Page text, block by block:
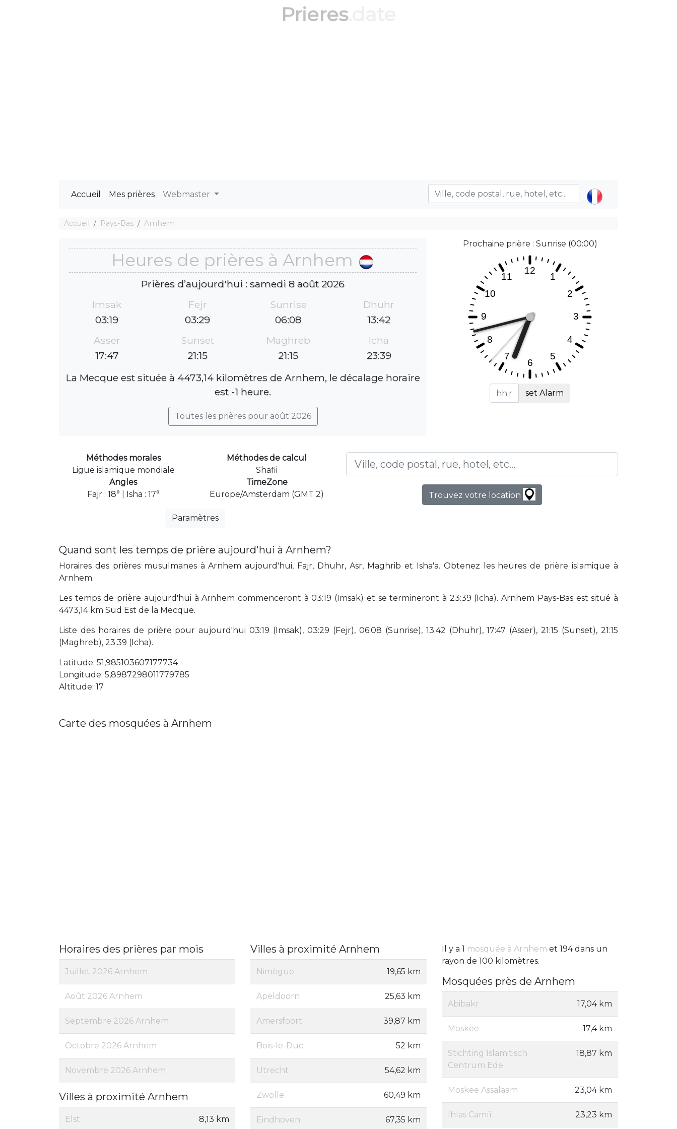
Prieres
Accueil Mes prières Webmaster
Accueil Pays-Bas Arnhem
Heures de prières à Arnhem
Prières d’aujourd'hui : samedi 8 août 2026
Imsak
03:19
Fejr
03:29
Sunrise
06:08
Dhuhr
13:42
Asser
17:47
Sunset
21:15
Maghreb
21:15
Icha
23:39
La Mecque est située à 4473,14 kilomètres de Arnhem, le décalage horaire
est -1 heure.
Toutes les prières pour août 2026
Prochaine prière : Sunrise (00:00)
set Alarm
Méthodes morales
Ligue islamique mondiale
Méthodes de calcul
Shafii
Angles
Fajr : 18° | Isha : 17°
TimeZone
Europe/Amsterdam (GMT 2)
Paramètres
Trouvez votre location
Quand sont les temps de prière aujourd'hui à Arnhem?
Horaires des prières musulmanes à Arnhem aujourd'hui, Fajr, Dhuhr, Asr, Maghrib et Isha'a. Obtenez les heures de prière islamique à
Arnhem.
Les temps de prière aujourd'hui à Arnhem commenceront à 03:19 (Imsak) et se termineront à 23:39 (Icha). Arnhem Pays-Bas est situé à
4473,14 km Sud Est de la Mecque.
Liste des horaires de prière pour aujourd'hui 03:19 (Imsak), 03:29 (Fejr), 06:08 (Sunrise), 13:42 (Dhuhr), 17:47 (Asser), 21:15 (Sunset), 21:15
(Maghreb), 23:39 (Icha).
Latitude: 51,985103607177734
Longitude: 5,8987298011779785
Altitude: 17
Carte des mosquées à Arnhem
Horaires des prières par mois
Juillet 2026 Arnhem
Août 2026 Arnhem
Septembre 2026 Arnhem
Octobre 2026 Arnhem
Novembre 2026 Arnhem
Villes à proximité Arnhem
Elst 8,13 km
Villes à proximité Arnhem
Nimègue 19,65 km
Apeldoorn 25,63 km
Amersfoort 39,87 km
Bois-le-Duc 52 km
Utrecht 54,62 km
Zwolle 60,49 km
Eindhoven 67,35 km
Il y a 1 mosquée à Arnhem et 194 dans un
rayon de 100 kilomètres.
Mosquées près de Arnhem
Abibakr 17,04 km
Moskee 17,4 km
Stichting Islamitisch
Centrum Ede
18,87 km
Moskee Assalaam 23,04 km
Íhlas Camíí 23,23 km